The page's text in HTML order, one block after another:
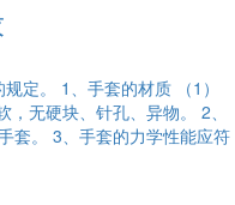
定。 1、手套的材质 （1）
无硬块、针孔、异物。 2、
套。 3、手套的力学性能应符